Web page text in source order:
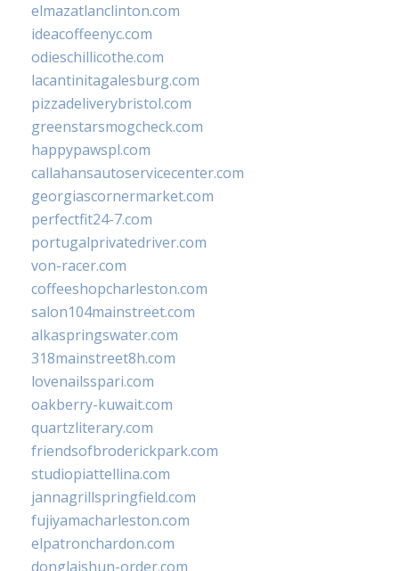
elmazatlanclinton.com
ideacoffeenyc.com
odieschillicothe.com
lacantinitagalesburg.com
pizzadeliverybristol.com
greenstarsmogcheck.com
happypawspl.com
callahansautoservicecenter.com
georgiascornermarket.com
perfectfit24-7.com
portugalprivatedriver.com
von-racer.com
coffeeshopcharleston.com
salon104mainstreet.com
alkaspringswater.com
318mainstreet8h.com
lovenailsspari.com
oakberry-kuwait.com
quartzliterary.com
friendsofbroderickpark.com
studiopiattellina.com
jannagrillspringfield.com
fujiyamacharleston.com
elpatronchardon.com
donglaishun-order.com